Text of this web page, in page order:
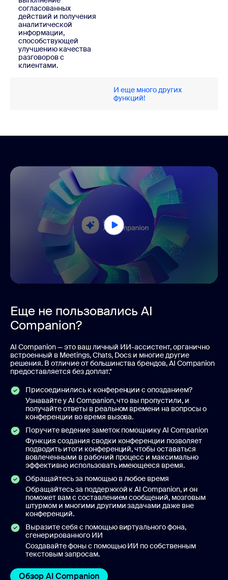
согласованных
действий и получения
аналитической
информации,
способствующей
улучшению качества
разговоров с
клиентами.
И еще много других
функций!
Еще не пользовались AI
Companion?
AI Companion — это ваш личный ИИ-ассистент, органично
встроенный в Meetings, Chats, Docs и многие другие
решения. В отличие от большинства брендов, AI Companion
предоставляется без доплат.*
Присоединились к конференции с опозданием?
Узнавайте у AI Companion, что вы пропустили, и
получайте ответы в реальном времени на вопросы о
конференции во время вызова.
Поручите ведение заметок помощнику AI Companion
Функция создания сводки конференции позволяет
подводить итоги конференций, чтобы оставаться
вовлеченными в рабочий процесс и максимально
эффективно использовать имеющееся время.
Обращайтесь за помощью в любое время
Обращайтесь за поддержкой к AI Companion, и он
поможет вам с составлением сообщений, мозговым
штурмом и многими другими задачами даже вне
конференций.
Выразите себя с помощью виртуального фона,
сгенерированного ИИ
Создавайте фоны с помощью ИИ по собственным
текстовым запросам.
Обзор AI Companion Обзор AI Companion
1
minute,
39